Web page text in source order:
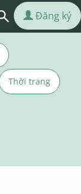
Thời trang
Đăng ký